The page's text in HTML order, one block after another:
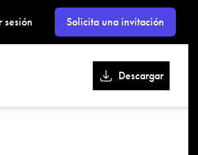
sesión Solicita una invitación
Descargar